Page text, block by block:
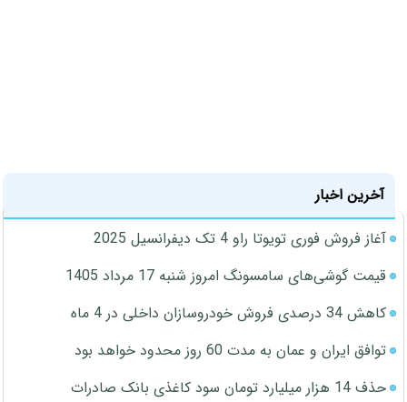
آخرین اخبار
آغاز فروش فوری تویوتا راو 4 تک دیفرانسیل 2025
قیمت گوشی‌های سامسونگ امروز شنبه 17 مرداد 1405
کاهش 34 درصدی فروش خودروسازان داخلی در 4 ماه
توافق ایران و عمان به مدت 60 روز محدود خواهد بود
حذف 14 هزار میلیارد تومان سود کاغذی بانک صادرات